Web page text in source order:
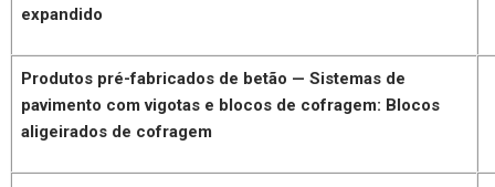
expandido
Produtos pré-fabricados de betão — Sistemas de
pavimento com vigotas e blocos de cofragem: Blocos
aligeirados de cofragem